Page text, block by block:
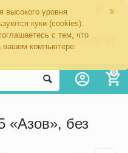
×
высокого уровня
куки (cookies).
с тем, что
вашем компьютере:
8 (800) 201-70-57
0
«Азов», без